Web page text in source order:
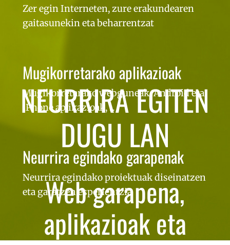
NEURRIRA EGITEN
DUGU LAN
Web garapena,
aplikazioak eta
Zer egin Interneten, zure erakundearen
gaitasunekin eta beharrentzat
Mugikorretarako aplikazioak
Mugikorretarako webguneak, Android eta
iPhone aplikazioak, ...
Neurrira egindako garapenak
Neurrira egindako proiektuak diseinatzen
eta garatzen esperientzia